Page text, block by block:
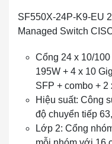
SF550X-24P-K9-EU
Managed Switch
Cổng 24 x 10/
195W + 4 x 10
SFP + combo + 2
Hiệu suất: Công
độ chuyển tiếp
Lớp 2: Cổng